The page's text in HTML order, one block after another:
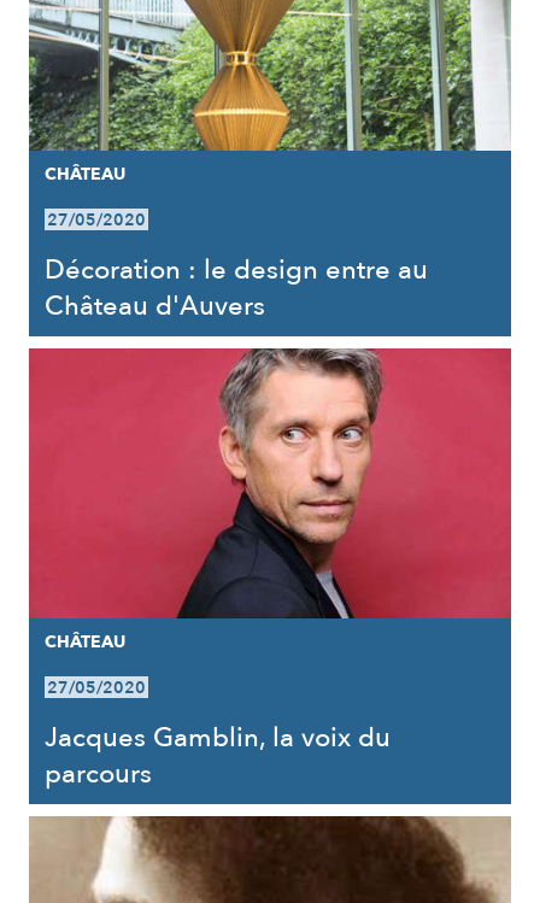
CHÂTEAU
27/05/2020
Décoration : le design entre au
Château d'Auvers
CHÂTEAU
27/05/2020
Jacques Gamblin, la voix du
parcours